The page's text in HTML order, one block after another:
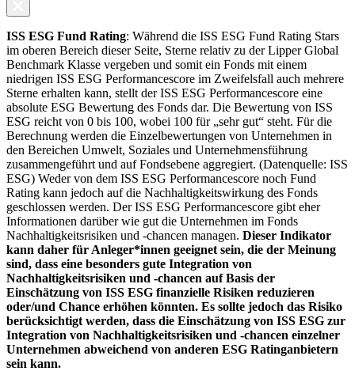
ISS ESG Fund Rating: Während die ISS ESG Fund Rating Stars
im oberen Bereich dieser Seite, Sterne relativ zu der Lipper Global
Benchmark Klasse vergeben und somit ein Fonds mit einem
niedrigen ISS ESG Performancescore im Zweifelsfall auch mehrere
Sterne erhalten kann, stellt der ISS ESG Performancescore eine
absolute ESG Bewertung des Fonds dar. Die Bewertung von ISS
ESG reicht von 0 bis 100, wobei 100 für „sehr gut“ steht. Für die
Berechnung werden die Einzelbewertungen von Unternehmen in
den Bereichen Umwelt, Soziales und Unternehmensführung
zusammengeführt und auf Fondsebene aggregiert. (Datenquelle: ISS
ESG) Weder von dem ISS ESG Performancescore noch Fund
Rating kann jedoch auf die Nachhaltigkeitswirkung des Fonds
geschlossen werden. Der ISS ESG Performancescore gibt eher
Informationen darüber wie gut die Unternehmen im Fonds
Nachhaltigkeitsrisiken und -chancen managen. Dieser Indikator
kann daher für Anleger*innen geeignet sein, die der Meinung
sind, dass eine besonders gute Integration von
Nachhaltigkeitsrisiken und -chancen auf Basis der
Einschätzung von ISS ESG finanzielle Risiken reduzieren
oder/und Chance erhöhen könnten. Es sollte jedoch das Risiko
berücksichtigt werden, dass die Einschätzung von ISS ESG zur
Integration von Nachhaltigkeitsrisiken und -chancen einzelner
Unternehmen abweichend von anderen ESG Ratinganbietern
sein kann.